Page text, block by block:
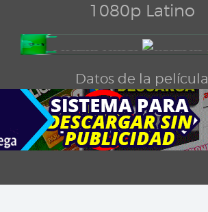
1080p Latino
Datos de la película